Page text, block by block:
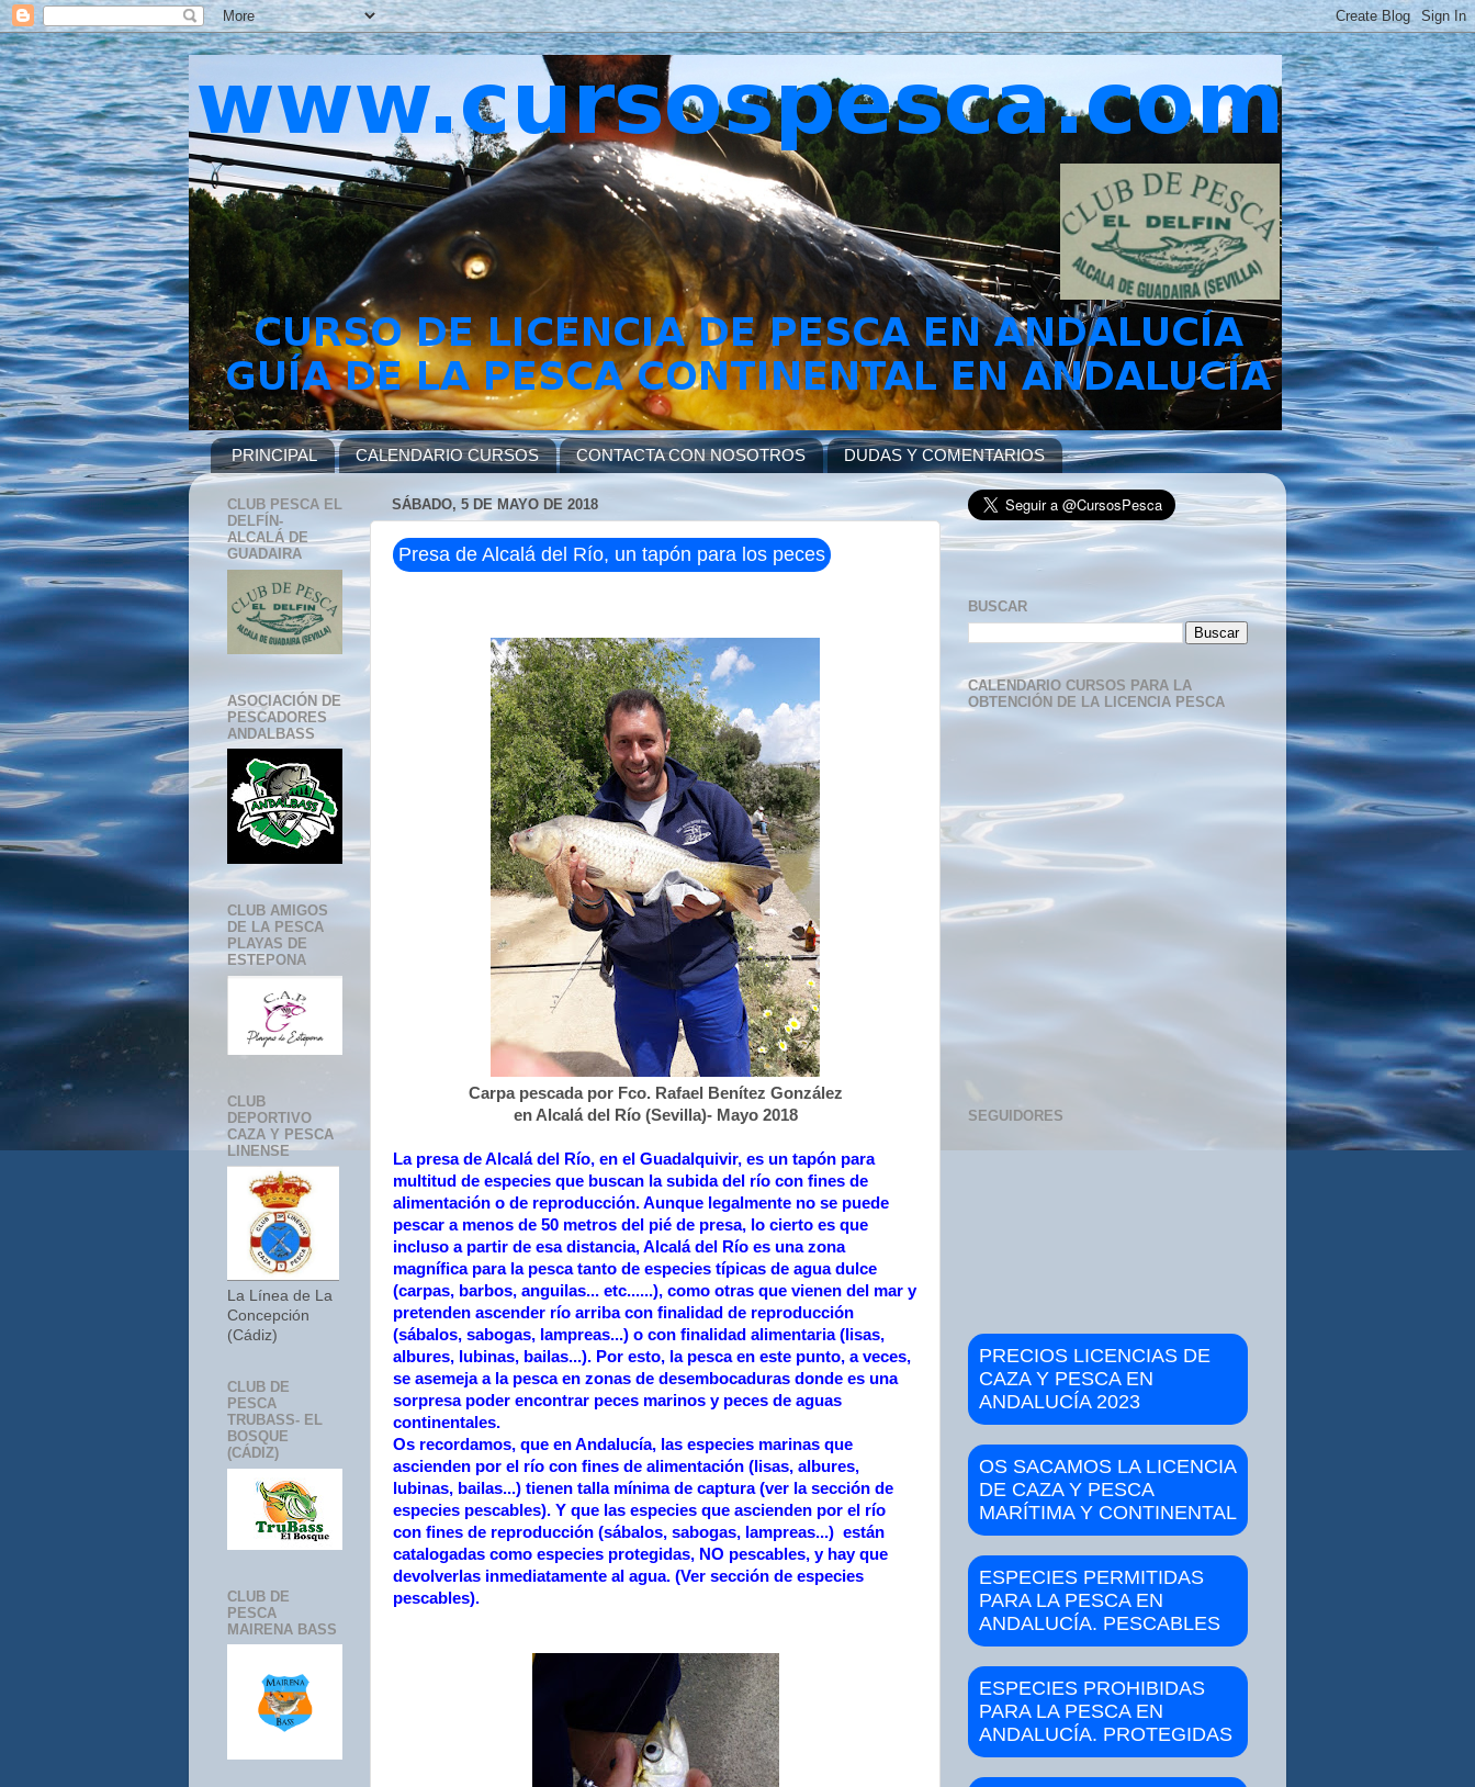
PRINCIPAL CALENDARIO CURSOS CONTACTA CON NOSOTROS DUDAS Y COMENTARIOS
SÁBADO, 5 DE MAYO DE 2018
Presa de Alcalá del Río, un tapón para los peces
Carpa pescada por Fco. Rafael Benítez González
en Alcalá del Río (Sevilla)- Mayo 2018
La presa de Alcalá del Río, en el Guadalquivir, es un tapón para
multitud de especies que buscan la subida del río con fines de
alimentación o de reproducción. Aunque legalmente no se puede
pescar a menos de 50 metros del pié de presa, lo cierto es que
incluso a partir de esa distancia, Alcalá del Río es una zona
magnífica para la pesca tanto de especies típicas de agua dulce
(carpas, barbos, anguilas... etc......), como otras que vienen del mar y
pretenden ascender río arriba con finalidad de reproducción
(sábalos, sabogas, lampreas...) o con finalidad alimentaria (lisas,
albures, lubinas, bailas...). Por esto, la pesca en este punto, a veces,
se asemeja a la pesca en zonas de desembocaduras donde es una
sorpresa poder encontrar peces marinos y peces de aguas
continentales.
Os recordamos, que en Andalucía, las especies marinas que
ascienden por el río con fines de alimentación (lisas, albures,
lubinas, bailas...) tienen talla mínima de captura (ver la sección de
especies pescables). Y que las especies que ascienden por el río
con fines de reproducción (sábalos, sabogas, lampreas...) están
catalogadas como especies protegidas, NO pescables, y hay que
devolverlas inmediatamente al agua. (Ver sección de especies
pescables).
CLUB PESCA EL
DELFÍN-
ALCALÁ DE
GUADAIRA
ASOCIACIÓN DE
PESCADORES
ANDALBASS
CLUB AMIGOS
DE LA PESCA
PLAYAS DE
ESTEPONA
CLUB
DEPORTIVO
CAZA Y PESCA
LINENSE
La Línea de La
Concepción
(Cádiz)
CLUB DE
PESCA
TRUBASS- EL
BOSQUE
(CÁDIZ)
CLUB DE
PESCA
MAIRENA BASS
BUSCAR
CALENDARIO CURSOS PARA LA
OBTENCIÓN DE LA LICENCIA PESCA
SEGUIDORES
PRECIOS LICENCIAS DE
CAZA Y PESCA EN
ANDALUCÍA 2023
OS SACAMOS LA LICENCIA
DE CAZA Y PESCA
MARÍTIMA Y CONTINENTAL
ESPECIES PERMITIDAS
PARA LA PESCA EN
ANDALUCÍA. PESCABLES
ESPECIES PROHIBIDAS
PARA LA PESCA EN
ANDALUCÍA. PROTEGIDAS